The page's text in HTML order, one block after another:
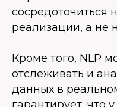
сосредоточиться
реализации, а не
Кроме того, NLP
отслеживать и
данных в